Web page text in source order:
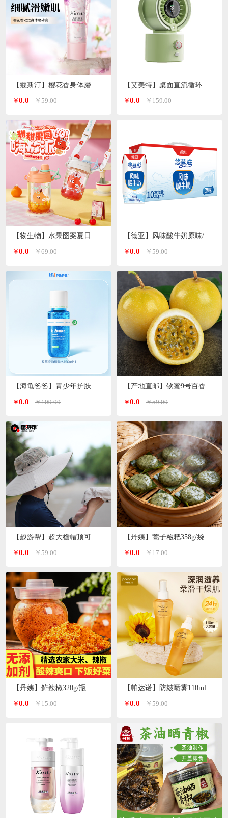
￥0.0 ￥59.00
￥0.0 ￥69.00
【海龟爸爸】青少年护肤品爽肤水双萃控油精华水
￥0.0 ￥109.00
【趣游帮】超大檐帽顶可拆卸防晒帽（S-2308）
￥0.0 ￥59.00
【丹姨】鲊辣椒320g/瓶
￥0.0 ￥15.00
￥0.0 ￥159.00
￥0.0 ￥59.00
【产地直邮】钦蜜9号百香果 净重3斤特大果（单果70-90g）广西发货
￥0.0 ￥59.00
【丹姨】蒿子糍粑358g/袋 6个装（甜味）
￥0.0 ￥17.00
￥0.0 ￥59.00